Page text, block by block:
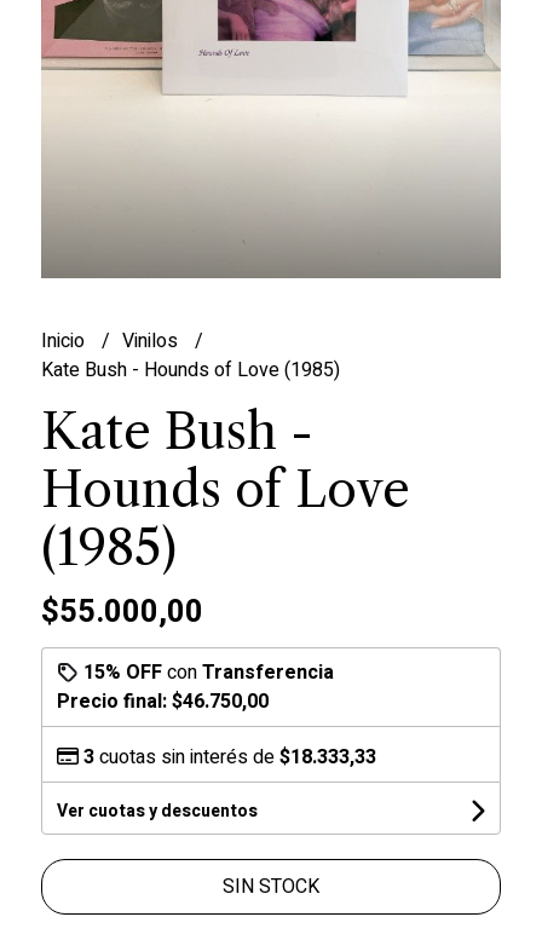
Inicio
Vinilos
Kate Bush - Hounds of Love (1985)
Kate Bush -
Hounds of Love
(1985)
$55.000,00
15% OFFconTransferencia
Precio final:$46.750,00
3cuotas sin interés de$18.333,33
Ver cuotas y descuentos
SIN STOCK